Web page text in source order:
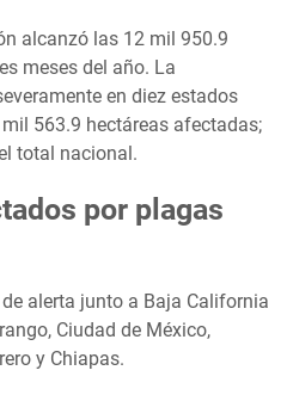
alcanzó las 12 mil 950.9
meses del año. La
en diez estados
563.9 hectáreas afectadas;
total nacional.
por plagas
alerta junto a ​Baja California
Ciudad de México,
y Chiapas.